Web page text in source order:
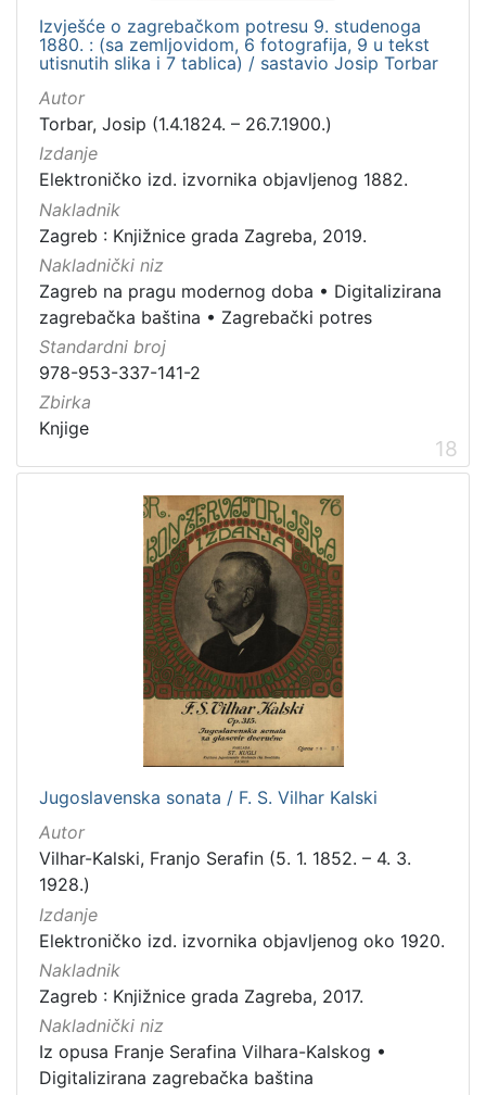
Izvješće o zagrebačkom potresu 9. studenoga
1880. : (sa zemljovidom, 6 fotografija, 9 u tekst
utisnutih slika i 7 tablica) / sastavio Josip Torbar
Autor
Torbar, Josip (1.4.1824. – 26.7.1900.)
Izdanje
Elektroničko izd. izvornika objavljenog 1882.
Nakladnik
Zagreb : Knjižnice grada Zagreba, 2019.
Nakladnički niz
Zagreb na pragu modernog doba • Digitalizirana
zagrebačka baština • Zagrebački potres
Standardni broj
978-953-337-141-2
Zbirka
Knjige
18
Jugoslavenska sonata / F. S. Vilhar Kalski
Autor
Vilhar-Kalski, Franjo Serafin (5. 1. 1852. – 4. 3.
1928.)
Izdanje
Elektroničko izd. izvornika objavljenog oko 1920.
Nakladnik
Zagreb : Knjižnice grada Zagreba, 2017.
Nakladnički niz
Iz opusa Franje Serafina Vilhara-Kalskog •
Digitalizirana zagrebačka baština